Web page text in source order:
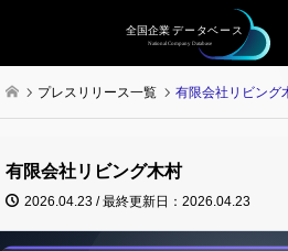
プレスリリース一覧 有限会社リビング
有限会社リビング木村
2026.04.23 / 最終更新日：2026.04.23